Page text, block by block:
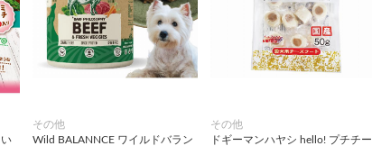
その他
Wild BALANNCE ワイルドバラン
その他
ドギーマンハヤシ hello! プチチー